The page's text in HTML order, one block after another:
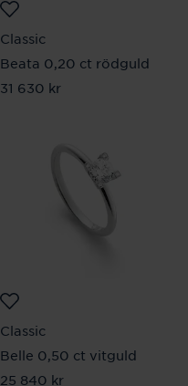
Classic
Beata 0,20 ct rödguld
Pris:31 630 kr
31 630 kr
Classic
Belle 0,50 ct vitguld
Pris:25 840 kr
25 840 kr